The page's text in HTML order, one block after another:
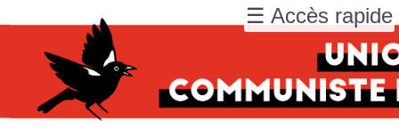
☰ Accès rapide